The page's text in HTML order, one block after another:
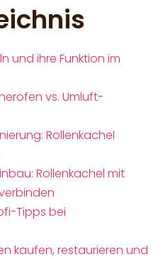
und ihre Funktion im
vs. Umluft-
Rollenkachel
Rollenkachel mit
Tipps bei
kaufen, restaurieren und